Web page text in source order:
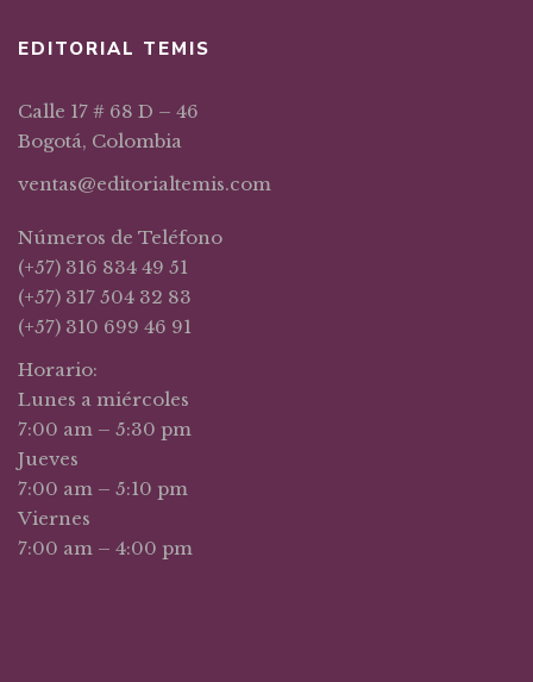
EDITORIAL TEMIS
Calle 17 # 68 D – 46
Bogotá, Colombia
ventas@editorialtemis.com
Números de Teléfono
(+57) 316 834 49 51
(+57) 317 504 32 83
(+57) 310 699 46 91
Horario:
Lunes a miércoles
7:00 am – 5:30 pm
Jueves
7:00 am – 5:10 pm
Viernes
7:00 am – 4:00 pm